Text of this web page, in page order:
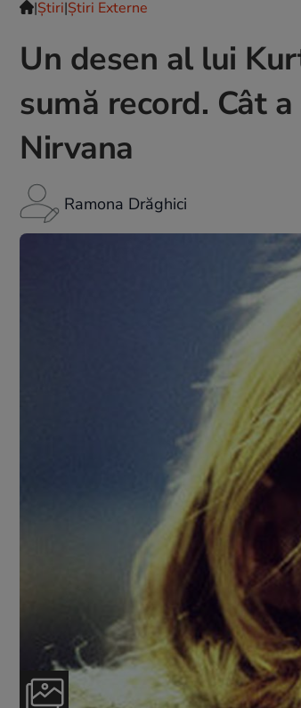
|Ştiri|Știri Externe
Un desen al lui
sumă record. Cât
Nirvana
Ramona Drăghici